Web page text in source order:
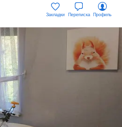
Закладки Переписка Профиль